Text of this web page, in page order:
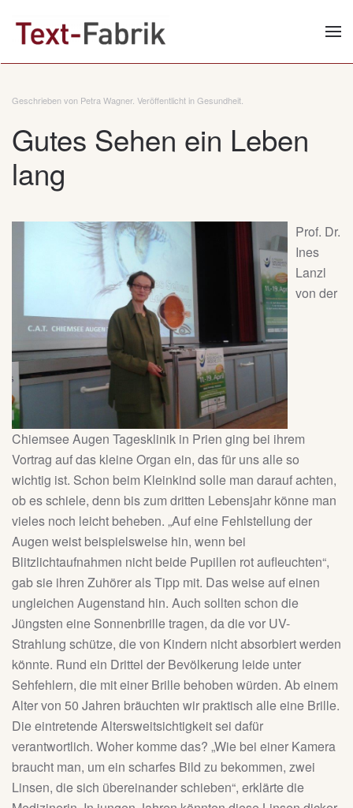
Zum Hauptinhalt springen
Geschrieben von Petra Wagner. Veröffentlicht inGesundheit
Gutes Sehen ein Leben
lang
Prof. Dr.
Ines
Lanzl
von der
Chiemsee Augen Tagesklinik in Prien ging bei ihrem
Vortrag auf das kleine Organ ein, das für uns alle so
wichtig ist. Schon beim Kleinkind solle man darauf achten,
ob es schiele, denn bis zum dritten Lebensjahr könne man
vieles noch leicht beheben. „Auf eine Fehlstellung der
Augen weist beispielsweise hin, wenn bei
Blitzlichtaufnahmen nicht beide Pupillen rot aufleuchten“,
gab sie ihren Zuhörer als Tipp mit. Das weise auf einen
ungleichen Augenstand hin. Auch sollten schon die
Jüngsten eine Sonnenbrille tragen, da die vor UV-
Strahlung schütze, die von Kindern nicht absorbiert werden
könnte. Rund ein Drittel der Bevölkerung leide unter
Sehfehlern, die mit einer Brille behoben würden. Ab einem
Alter von 50 Jahren bräuchten wir praktisch alle eine Brille.
Die eintretende Altersweitsichtigkeit sei dafür
verantwortlich. Woher komme das? „Wie bei einer Kamera
braucht man, um ein scharfes Bild zu bekommen, zwei
Linsen, die sich übereinander schieben“, erklärte die